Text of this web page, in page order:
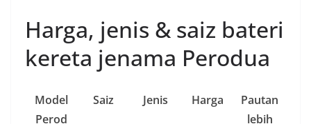
Harga, jenis & saiz bateri
kereta jenama Perodua
Model
Perod
Saiz Jenis Harga
Pautan
lebih